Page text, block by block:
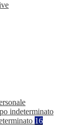
indeterminato
16